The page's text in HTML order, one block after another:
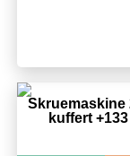
Skruemaskine
kuffert